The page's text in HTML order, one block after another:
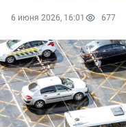
6 июня 2026, 16:01 677